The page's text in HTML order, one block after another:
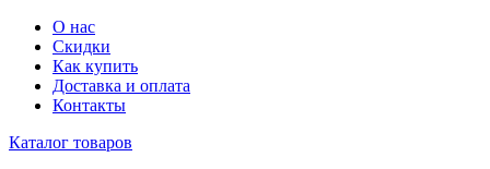
О нас
Скидки
Как купить
Доставка и оплата
Контакты
Каталог товаров